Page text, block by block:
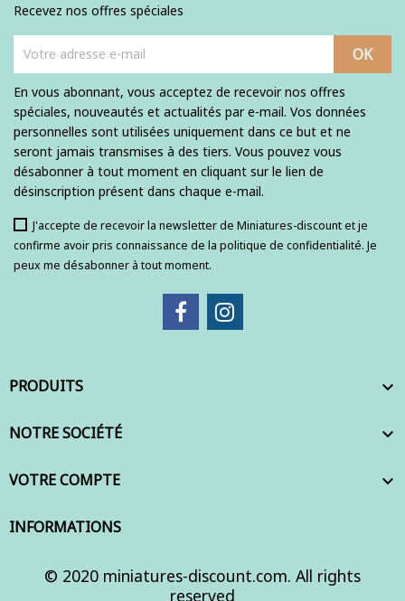
Recevez nos offres spéciales
En vous abonnant, vous acceptez de recevoir nos offres
spéciales, nouveautés et actualités par e-mail. Vos données
personnelles sont utilisées uniquement dans ce but et ne
seront jamais transmises à des tiers. Vous pouvez vous
désabonner à tout moment en cliquant sur le lien de
désinscription présent dans chaque e-mail.
J'accepte de recevoir la newsletter de Miniatures-discount et je
confirme avoir pris connaissance de la politique de confidentialité. Je
peux me désabonner à tout moment.
PRODUITS 
NOTRE SOCIÉTÉ 
VOTRE COMPTE 
INFORMATIONS
© 2020 miniatures-discount.com. All rights
reserved